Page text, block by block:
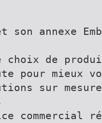
et son annexe
choix de
pour mieux
sur
commercial